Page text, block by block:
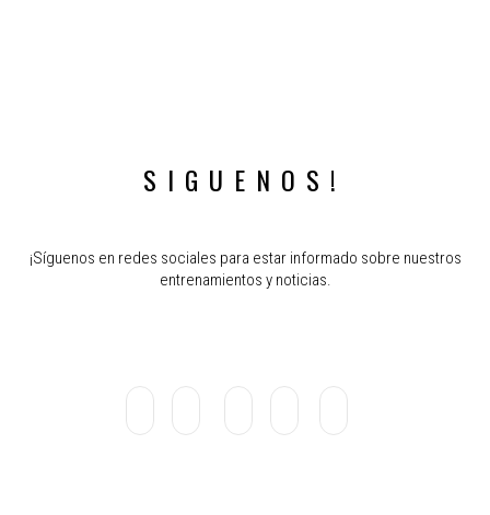
SIGUENOS!
¡Síguenos en redes sociales para estar informado sobre nuestros
entrenamientos y noticias.